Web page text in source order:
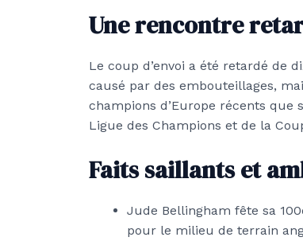
Une rencontre
Le coup d’envoi a été retardé de
causé par des embouteillages,
champions d’Europe récents que
Ligue des Champions et de la
Faits saillants et
Jude Bellingham fête sa
pour le milieu de terrain